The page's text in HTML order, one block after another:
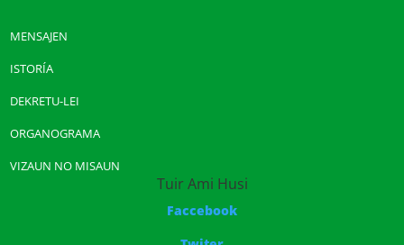
MENSAJEN
ISTORÍA
DEKRETU-LEI
ORGANOGRAMA
VIZAUN NO MISAUN
Tuir Ami Husi
Faccebook